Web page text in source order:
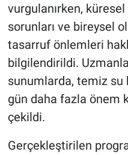
vurgulanırken,
sorunları ve bireysel
tasarruf önlemleri
bilgilendirildi.
sunumlarda, temiz su
gün daha fazla önem
çekildi.
Gerçekleştirilen